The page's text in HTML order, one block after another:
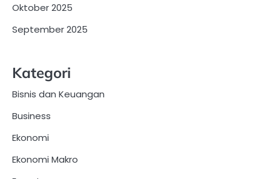
Oktober 2025
September 2025
Kategori
Bisnis dan Keuangan
Business
Ekonomi
Ekonomi Makro